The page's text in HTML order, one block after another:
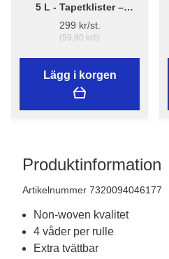
5 L - Tapetklister –
Flügger Adhesive 290
299 kr/st.
(59,80 kr/l)
Lägg i korgen
Produktinformation
Artikelnummer 7320094046177
Non-woven kvalitet
4 våder per rulle
Extra tvättbar